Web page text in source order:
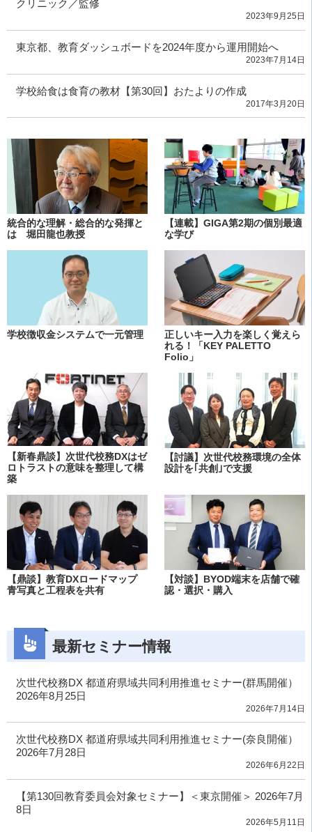
クリニック／監修
2023年9月25日
東京都、教育ダッシュボードを2024年度から運用開始へ
2023年7月14日
学校給食は食育の教材【第30回】おたよりの作成
2017年3月20日
統合的な理解・総合的な発揮と
は 堀田龍也教授
【連載】GIGA第2期の個別最適
な学び
学校徴収金システムで一元管理
正しいキー入力を楽しく覚えら
れる！「KEY PALETTO
Folio」
【新春鼎談】次世代校務DXはゼ
ロトラストの意味を整理して構
築
【討議】次世代校務環境の全体
設計を｢共創｣で支援
【鼎談】教育DXロードマップ
青写真と工程表を共有
【対談】BYOD端末を店舗で確
認・選択・購入
最新セミナー情報
次世代校務DX 都道府県域共同利用推進セミナー(群馬開催）
2026年8月25日
2026年7月14日
次世代校務DX 都道府県域共同利用推進セミナー(奈良開催）
2026年7月28日
2026年6月22日
【第130回教育委員会対象セミナー】＜東京開催＞ 2026年7月
8日
2026年5月11日